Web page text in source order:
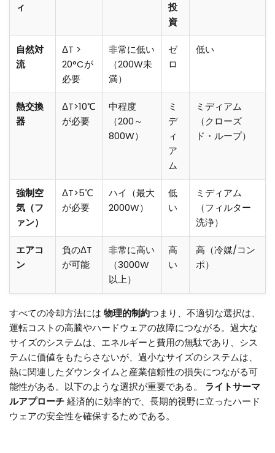
ィ
投
資
自然対
流
ΔT >
20°Cが
必要
非常に低い
（200W未
満）
ゼ
ロ
低い
熱交換
器
ΔT>10℃
が必要
中程度
（200～
800W）
ミ
デ
ィ
ア
ム
ミディアム
（クローズ
ド・ループ）
強制空
気（フ
ァン）
ΔT>5℃
が必要
ハイ（最大
2000W）
低
い
ミディアム
（フィルター
洗浄）
エアコ
ン
負のΔT
が可能
非常に高い
（3000W
以上）
高
い
高（冷媒/コン
ポ）
すべての冷却方法には 物理的制約つまり、不適切な選択は、
運転コストの高騰やハードウェアの故障につながる。過大な
サイズのシステムは、エネルギーと費用の無駄であり、シス
テムに価値をもたらさないが、過小なサイズのシステムは、
熱に関連したダウンタイムと産業信頼性の損失につながる可
能性がある。以下のような選択が重要である。 ライトサーマ
ルアプローチ経済的に効率的で、長期的視野に立ったハード
ウェアの安全性を確保するためである。